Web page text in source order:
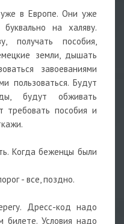
в Европе. Они уже
на халяву.
получать пособия,
земли, дышать
завоеваниями
пользоваться. Будут
будут обживать
требовать пособия и
Когда беженцы были
- все, поздно.
Дресс-код надо
билете. Условия надо